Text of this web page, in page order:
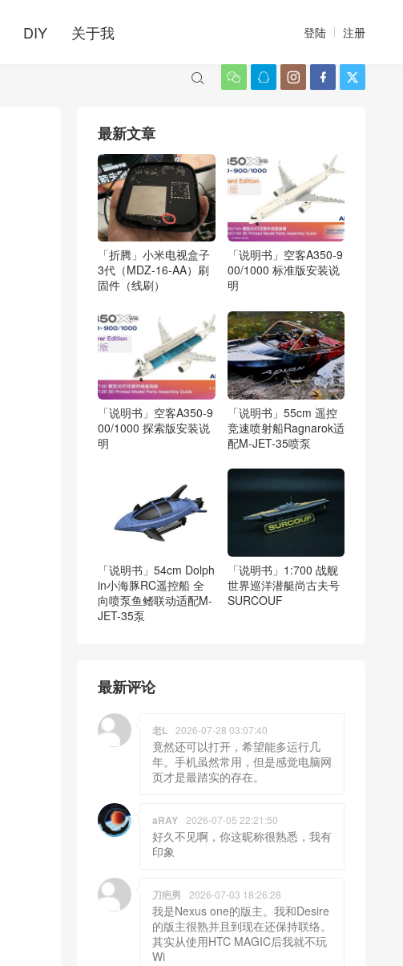
DIY 关于我 登陆 注册
    

最新文章
「折腾」小米电视盒子
3代（MDZ-16-AA）刷
固件（线刷）
「说明书」空客A350-9
00/1000 标准版安装说
明
「说明书」空客A350-9
00/1000 探索版安装说
明
「说明书」55cm 遥控
竞速喷射船Ragnarok适
配M-JET-35喷泵
「说明书」54cm Dolph
in小海豚RC遥控船 全
向喷泵鱼鳍联动适配M-
JET-35泵
「说明书」1:700 战舰
世界巡洋潜艇尚古夫号
SURCOUF
最新评论
老L 2026-07-28 03:07:40
竟然还可以打开，希望能多运行几
年。手机虽然常用，但是感觉电脑网
页才是最踏实的存在。
aRAY 2026-07-05 22:21:50
好久不见啊，你这昵称很熟悉，我有
印象
刀疤男 2026-07-03 18:26:28
我是Nexus one的版主。我和Desire
的版主很熟并且到现在还保持联络。
其实从使用HTC MAGIC后我就不玩
Wi